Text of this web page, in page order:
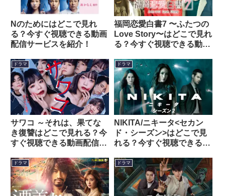
Nのためにはどこで見れ
る？今すぐ視聴できる動画
配信サービスを紹介！
福岡恋愛白書7 〜ふたつの
Love Story〜はどこで見れ
る？今すぐ視聴できる動画
ドラマ
サワコ ～それは、果てな
き復讐はどこで見れる？今
すぐ視聴できる動画配信サ
ドラマ
NIKITA/ニキータ<セカン
ド・シーズン>はどこで見
れる？今すぐ視聴できる動
ドラマ ドラマ